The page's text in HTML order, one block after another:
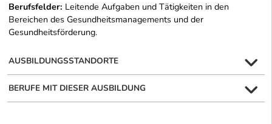
Berufsfelder: Leitende Aufgaben und Tätigkeiten in den
Bereichen des Gesundheitsmanagements und der
Gesundheitsförderung.
AUSBILDUNGSSTANDORTE
BERUFE MIT DIESER AUSBILDUNG